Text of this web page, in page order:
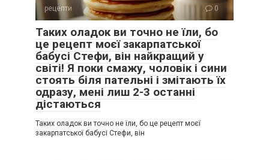
рецепти 0
Таких оладок ви точно не їли, бо
це рецепт моєї закарпатської
бабусі Стефи, він найкращий у
світі! Я поки смажу, чоловік і сини
стоять біля пательні і змітають їх
одразу, мені лиш 2-3 останні
дістаються
Таких оладок ви точно не їли, бо це рецепт моєї
закарпатської бабусі Стефи, він